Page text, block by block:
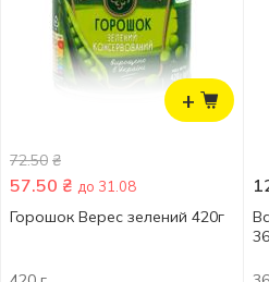
+
72.50 ₴
57.50 ₴ до 31.08
Горошок Верес зелений 420г